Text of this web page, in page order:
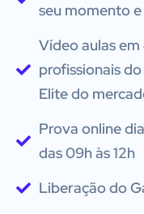
seu momento
Vídeo aulas
profissionais
Elite do
Prova online
das 09h às 12h
Liberação do